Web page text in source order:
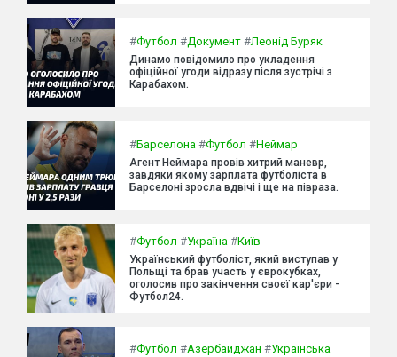
#Футбол #Документ #Леонід Буряк
Динамо повідомило про укладення
офіційної угоди відразу після зустрічі з
Карабахом.
#Барселона #Футбол #Неймар
Агент Неймара провів хитрий маневр,
завдяки якому зарплата футболіста в
Барселоні зросла вдвічі і ще на півраза.
#Футбол #Україна #Київ
Український футболіст, який виступав у
Польщі та брав участь у єврокубках,
оголосив про закінчення своєї кар'єри -
Футбол24.
#Футбол #Азербайджан #Українська